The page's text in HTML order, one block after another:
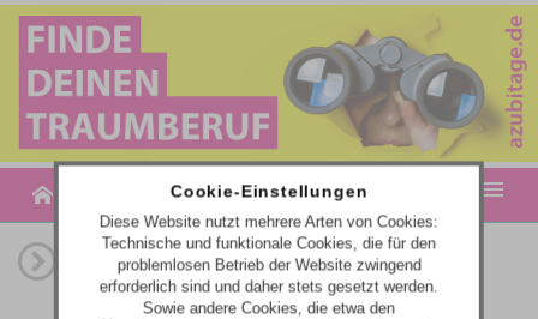
MESSETERMINE
AZUBITAGE-PLUS | JOB- & BILDUNGSANGEBOTE
Cookie-Einstellungen
Diese Website nutzt mehrere Arten von Cookies:
Technische und funktionale Cookies, die für den
problemlosen Betrieb der Website zwingend
erforderlich sind und daher stets gesetzt werden.
Sowie andere Cookies, die etwa den